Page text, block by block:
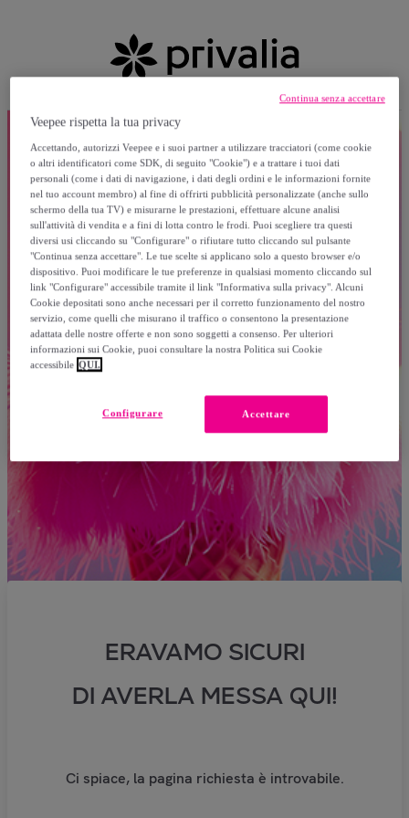
ERAVAMO SICURI
DI AVERLA MESSA QUI!
Ci spiace, la pagina richiesta è introvabile.
Veepee rispetta la tua privacy
Accettando, autorizzi Veepee e i suoi partner a utilizzare tracciatori (come cookie
o altri identificatori come SDK, di seguito "Cookie") e a trattare i tuoi dati
personali (come i dati di navigazione, i dati degli ordini e le informazioni fornite
nel tuo account membro) al fine di offrirti pubblicità personalizzate (anche sullo
schermo della tua TV) e misurarne le prestazioni, effettuare alcune analisi
sull'attività di vendita e a fini di lotta contro le frodi. Puoi scegliere tra questi
diversi usi cliccando su "Configurare" o rifiutare tutto cliccando sul pulsante
"Continua senza accettare". Le tue scelte si applicano solo a questo browser e/o
dispositivo. Puoi modificare le tue preferenze in qualsiasi momento cliccando sul
link "Configurare" accessibile tramite il link "Informativa sulla privacy". Alcuni
Cookie depositati sono anche necessari per il corretto funzionamento del nostro
servizio, come quelli che misurano il traffico o consentono la presentazione
adattata delle nostre offerte e non sono soggetti a consenso. Per ulteriori
informazioni sui Cookie, puoi consultare la nostra Politica sui Cookie
accessibile QUI.
Accettare
Configurare
Continua senza accettare